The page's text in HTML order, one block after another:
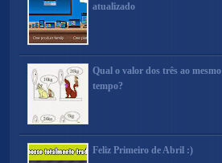
atualizado
Qual o valor dos três ao mesmo
tempo?
Feliz Primeiro de Abril :)